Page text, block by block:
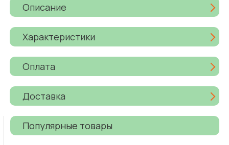
Описание
Характеристики
Оплата
Доставка
Популярные товары